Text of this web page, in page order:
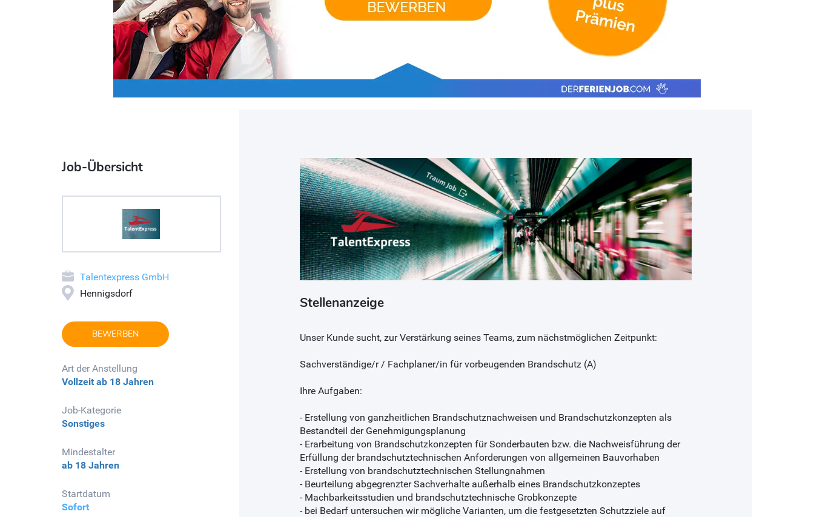
Job-Übersicht
Talentexpress GmbH
Hennigsdorf
BEWERBEN
Art der Anstellung
Vollzeit ab 18 Jahren
Job-Kategorie
Sonstiges
Mindestalter
ab 18 Jahren
Startdatum
Sofort
Stellenanzeige
Unser Kunde sucht, zur Verstärkung seines Teams, zum nächstmöglichen Zeitpunkt:
Sachverständige/r / Fachplaner/in für vorbeugenden Brandschutz (A)
Ihre Aufgaben:
- Erstellung von ganzheitlichen Brandschutznachweisen und Brandschutzkonzepten als
Bestandteil der Genehmigungsplanung
- Erarbeitung von Brandschutzkonzepten für Sonderbauten bzw. die Nachweisführung der
Erfüllung der brandschutztechnischen Anforderungen von allgemeinen Bauvorhaben
- Erstellung von brandschutztechnischen Stellungnahmen
- Beurteilung abgegrenzter Sachverhalte außerhalb eines Brandschutzkonzeptes
- Machbarkeitsstudien und brandschutztechnische Grobkonzepte
- bei Bedarf untersuchen wir mögliche Varianten, um die festgesetzten Schutzziele auf